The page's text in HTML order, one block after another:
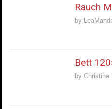
Rauch
by
Bett
by Christina